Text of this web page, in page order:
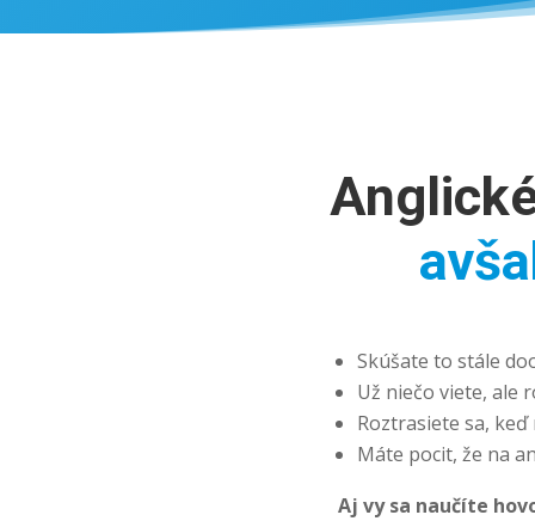
Skúšate to stále
Už niečo viete, ale
Roztrasiete sa,
Máte pocit, že na
Aj vy sa naučíte